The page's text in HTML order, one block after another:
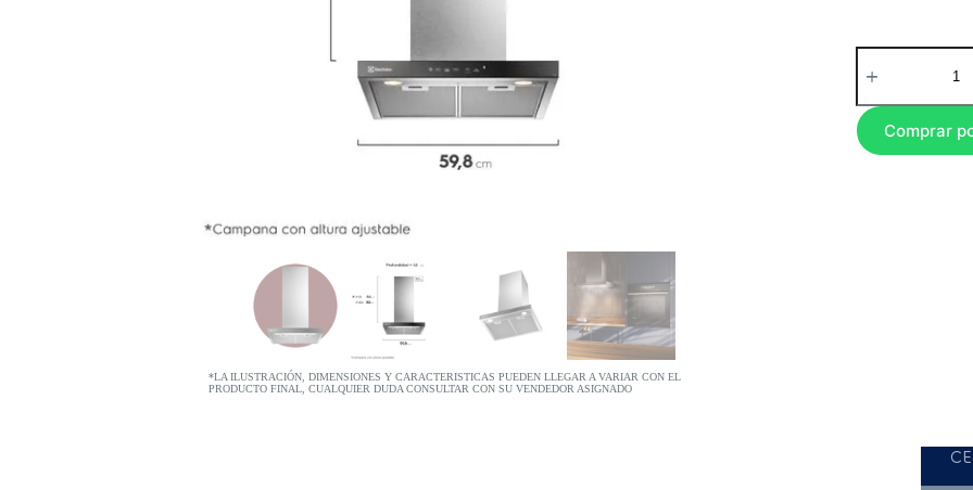
*LA ILUSTRACIÓN, DIMENSIONES Y CARACTERISTICAS PUEDEN LLEGAR A VARIAR CON EL
PRODUCTO FINAL, CUALQUIER DUDA CONSULTAR CON SU VENDEDOR ASIGNADO
Comprar